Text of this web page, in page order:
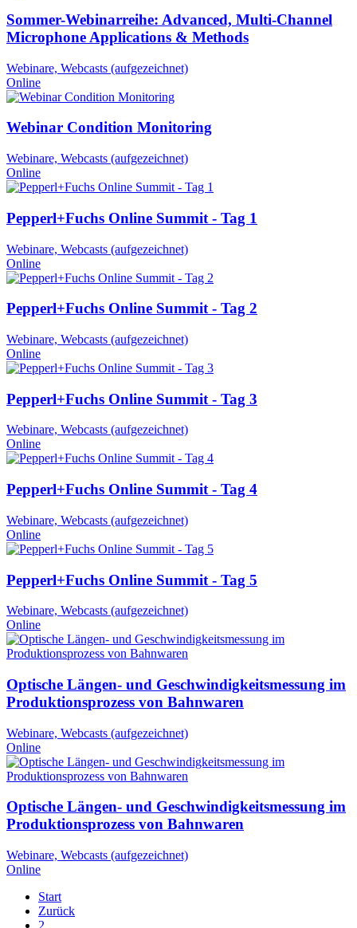
Sommer-Webinarreihe: Advanced, Multi-Channel
Microphone Applications & Methods
Webinare, Webcasts (aufgezeichnet)
Online
Webinar Condition Monitoring
Webinare, Webcasts (aufgezeichnet)
Online
Pepperl+Fuchs Online Summit - Tag 1
Webinare, Webcasts (aufgezeichnet)
Online
Pepperl+Fuchs Online Summit - Tag 2
Webinare, Webcasts (aufgezeichnet)
Online
Pepperl+Fuchs Online Summit - Tag 3
Webinare, Webcasts (aufgezeichnet)
Online
Pepperl+Fuchs Online Summit - Tag 4
Webinare, Webcasts (aufgezeichnet)
Online
Pepperl+Fuchs Online Summit - Tag 5
Webinare, Webcasts (aufgezeichnet)
Online
Optische Längen- und Geschwindigkeitsmessung im
Produktionsprozess von Bahnwaren
Webinare, Webcasts (aufgezeichnet)
Online
Optische Längen- und Geschwindigkeitsmessung im
Produktionsprozess von Bahnwaren
Webinare, Webcasts (aufgezeichnet)
Online
Start
Zurück